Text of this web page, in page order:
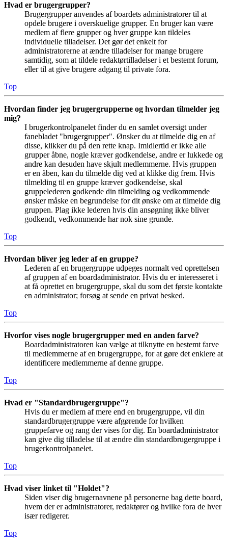
Hvad er brugergrupper?
Brugergrupper anvendes af boardets administratorer til at
opdele brugere i overskuelige grupper. En bruger kan være
medlem af flere grupper og hver gruppe kan tildeles
individuelle tilladelser. Det gør det enkelt for
administratorerne at ændre tilladelser for mange brugere
samtidig, som at tildele redaktørtilladelser i et bestemt forum,
eller til at give brugere adgang til private fora.
Top
Hvordan finder jeg brugergrupperne og hvordan tilmelder jeg
mig?
I brugerkontrolpanelet finder du en samlet oversigt under
fanebladet "brugergrupper". Ønsker du at tilmelde dig en af
disse, klikker du på den rette knap. Imidlertid er ikke alle
grupper åbne, nogle kræver godkendelse, andre er lukkede og
andre kan desuden have skjult medlemmerne. Hvis gruppen
er en åben, kan du tilmelde dig ved at klikke dig frem. Hvis
tilmelding til en gruppe kræver godkendelse, skal
gruppelederen godkende din tilmelding og vedkommende
ønsker måske en begrundelse for dit ønske om at tilmelde dig
gruppen. Plag ikke lederen hvis din ansøgning ikke bliver
godkendt, vedkommende har nok sine grunde.
Top
Hvordan bliver jeg leder af en gruppe?
Lederen af en brugergruppe udpeges normalt ved oprettelsen
af gruppen af en boardadministrator. Hvis du er interesseret i
at få oprettet en brugergruppe, skal du som det første kontakte
en administrator; forsøg at sende en privat besked.
Top
Hvorfor vises nogle brugergrupper med en anden farve?
Boardadministratoren kan vælge at tilknytte en bestemt farve
til medlemmerne af en brugergruppe, for at gøre det enklere at
identificere medlemmerne af denne gruppe.
Top
Hvad er "Standardbrugergruppe"?
Hvis du er medlem af mere end en brugergruppe, vil din
standardbrugergruppe være afgørende for hvilken
gruppefarve og rang der vises for dig. En boardadministrator
kan give dig tilladelse til at ændre din standardbrugergruppe i
brugerkontrolpanelet.
Top
Hvad viser linket til "Holdet"?
Siden viser dig brugernavnene på personerne bag dette board,
hvem der er administratorer, redaktører og hvilke fora de hver
især redigerer.
Top